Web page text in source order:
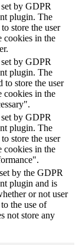
by GDPR
plugin. The
store the user
cookies in the
by GDPR
plugin. The
to store the user
cookies in the
by GDPR
plugin. The
store the user
cookies in the
by the GDPR
plugin and is
or not user
the use of
not store any